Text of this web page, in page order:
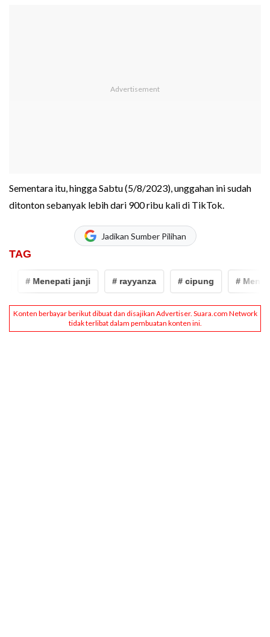
Sementara itu, hingga Sabtu (5/8/2023), unggahan ini sudah
ditonton sebanyak lebih dari 900 ribu kali di TikTok.
Jadikan Sumber Pilihan
TAG
# Menepati janji # rayyanza # cipung #